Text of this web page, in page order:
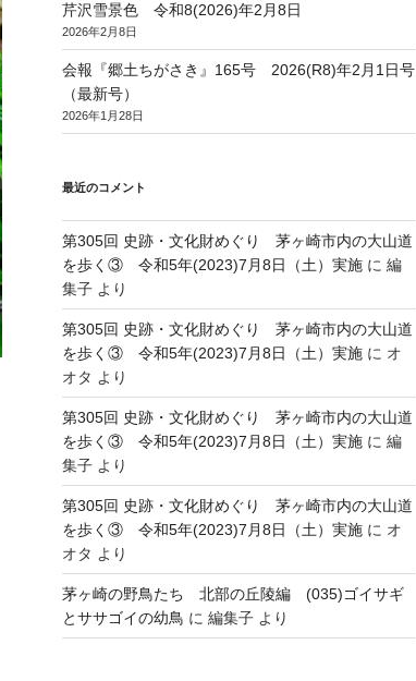
芹沢雪景色 令和8(2026)年2月8日
2026年2月8日
会報『郷土ちがさき』165号 2026(R8)年2月1日号
（最新号）
2026年1月28日
最近のコメント
第305回 史跡・文化財めぐり 茅ヶ崎市内の大山道
を歩く③ 令和5年(2023)7月8日（土）実施に 編
集子より
第305回 史跡・文化財めぐり 茅ヶ崎市内の大山道
を歩く③ 令和5年(2023)7月8日（土）実施に オ
オタ より
第305回 史跡・文化財めぐり 茅ヶ崎市内の大山道
を歩く③ 令和5年(2023)7月8日（土）実施に 編
集子より
第305回 史跡・文化財めぐり 茅ヶ崎市内の大山道
を歩く③ 令和5年(2023)7月8日（土）実施に オ
オタ より
茅ヶ崎の野鳥たち 北部の丘陵編 (035)ゴイサギ
とササゴイの幼鳥 に 編集子より